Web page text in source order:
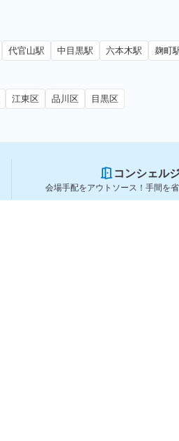
代官山駅 中目黒駅 六本木駅 麹町
江東区 品川区 目黒区
コンシェル
会場手配をアウトソース！手間を